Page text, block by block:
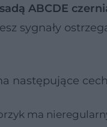
ABCDE
sygnały
następujące
ma